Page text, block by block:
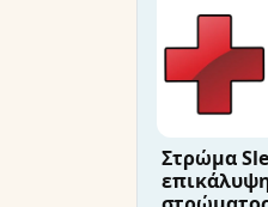
Στρώμα